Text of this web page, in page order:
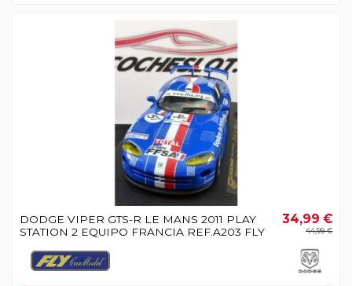
DODGE VIPER GTS-R LE MANS 2011 PLAY
STATION 2 EQUIPO FRANCIA REF.A203 FLY
34,99 €
44,99 €